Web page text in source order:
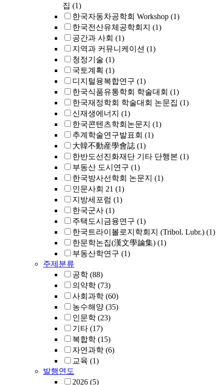
집 (1)
한국자동차공학회 Workshop (1)
한국전산유체공학회지 (1)
공간과 사회 (1)
지역과 커뮤니케이션 (1)
청정기술 (1)
국토계획 (1)
디지털융복합연구 (1)
한국식품유통학회 학술대회 (1)
한국재정학회 학술대회 논문집 (1)
신재생에너지 (1)
한국콘텐츠학회논문지 (1)
추계학술연구발표회 (1)
大韓不動産學會誌 (1)
한반도선진화재단 기타 단행본 (1)
부동산 도시연구 (1)
한국방사선학회 논문지 (1)
인문사회 21 (1)
지방세포럼 (1)
한국군사 (1)
주택도시금융연구 (1)
한국트라이볼로지학회지 (Tribol. Lubr.) (1)
한문학논집(漢文學論集) (1)
부동산학연구 (1)
주제분류
공학 (88)
의약학 (73)
사회과학 (60)
농수해양 (35)
인문학 (23)
기타 (17)
복합학 (15)
자연과학 (6)
교육 (1)
발행연도
2026 (5)